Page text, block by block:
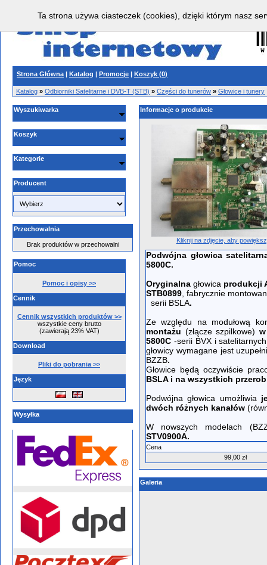
Strona Główna | Katalog | Promocje | Koszyk (0)
Katalog » Odbiorniki Satelitarne i DVB-T (STB) » Części do tunerów » Głowice i tunery
Wyszukiwarka
Koszyk
Kategorie
Producent
Przechowalnia
Brak produktów w przechowalni
Pomoc
Pomoc i opisy >>
Cennik
Cennik wszystkich produktów >>
wszystkie ceny brutto
(zawierają 23% VAT)
Download
Pliki do pobrania >>
Język
Wysyłka
Informacje o produkcie
Kliknij na zdjęcie, aby
Podwójna głowica
5800C.
Oryginalna głowica produkcji
STB0899 , fabrycznie
serii BSLA.
Ze względu na modułową
montażu (złącze szpilkowe)
5800C -serii BVX i
głowicy wymagane jest
BZZB.
Głowice będą oczywiście
BSLA i na wszystkich
Podwójna głowica umożliwia
dwóch różnych kanałów
W nowszych modelach
STV0900A.
Cena
99,00 zł
Galeria
Ta strona używa ciasteczek (cookies), dzięki którym nasz